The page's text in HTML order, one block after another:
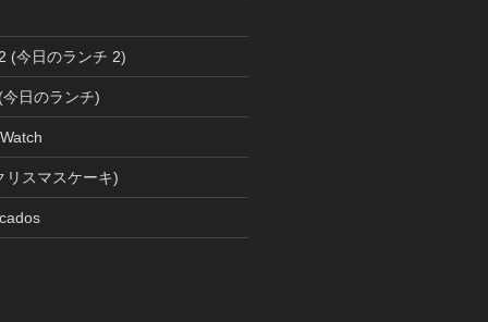
(今日のランチ 2)
今日のランチ)
リスマスケーキ)